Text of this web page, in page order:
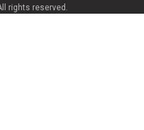
rights reserved.